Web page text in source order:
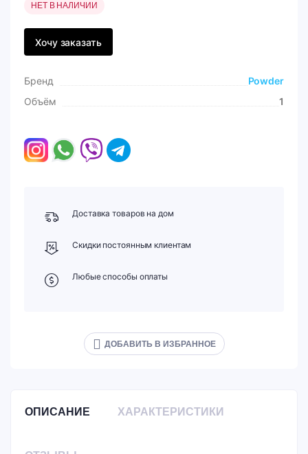
НЕТ В НАЛИЧИИ
Хочу заказать
Бренд
Powder
Объём
1
Доставка товаров на дом
Скидки постоянным клиентам
Любые способы оплаты
ДОБАВИТЬ В ИЗБРАННОЕ
ОПИСАНИЕ ХАРАКТЕРИСТИКИ